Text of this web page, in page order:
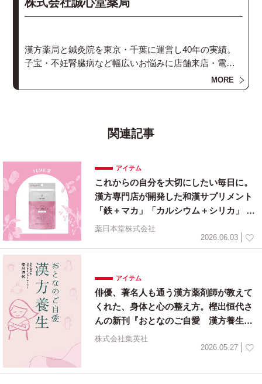
漢方薬局と鍼灸院を東京・千葉に運営し40年の実績。
子宝・不妊腎臓病など幅広いお悩みに店舗来店・電
話・オンラインで相談します。漢方と鍼灸を組み合わ
せて心身を癒し整えるお手伝いをいたします。
MORE
関連記事
アイテム
これからの自分を大切にしたい毎日に。
漢方専門店が開発した和漢サプリメント
「鉄＋マカ」「カルシウム＋シリカ」 20
26年6月1日（月）新発売
薬日本堂株式会社
2026.06.03
アイテム
俳優、著名人も通う漢方薬剤師が教えて
くれた、身体と心の整え方。樫出恒代さ
んの新刊『おとなのご自愛 漢方養生』
が5月26日（火）に集英社から発売
株式会社集英社
2026.05.27